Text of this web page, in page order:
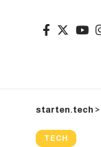
starten.tech >
TECH